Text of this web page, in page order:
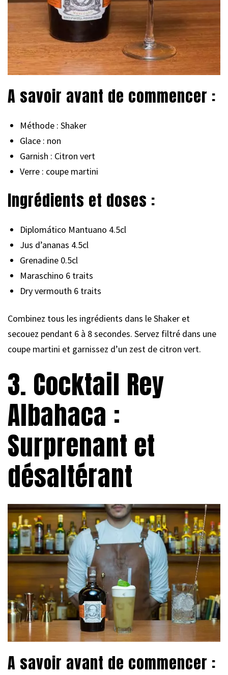
A savoir avant de commencer :
Méthode : Shaker
Glace : non
Garnish : Citron vert
Verre : coupe martini
Ingrédients et doses :
Diplomático Mantuano 4.5cl
Jus d’ananas 4.5cl
Grenadine 0.5cl
Maraschino 6 traits
Dry vermouth 6 traits
Combinez tous les ingrédients dans le Shaker et
secouez pendant 6 à 8 secondes. Servez filtré dans une
coupe martini et garnissez d’un zest de citron vert.
3. Cocktail Rey
Albahaca :
Surprenant et
désaltérant
A savoir avant de commencer :